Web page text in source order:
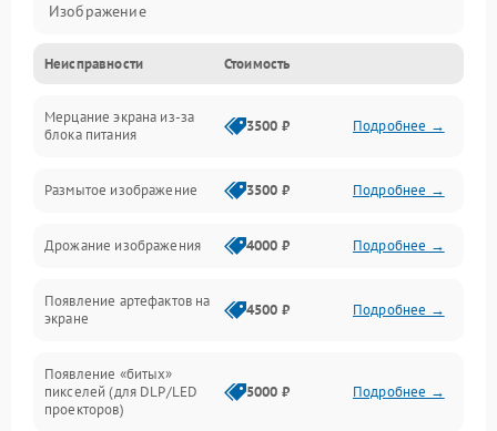
Изображение
Лампа подсветки
Неисправность управления и интерфейсов
Неисправности Стоимость
Мерцание экрана из-за
блока питания
3500 ₽ Подробнее →
Размытое изображение 3500 ₽ Подробнее →
Дрожание изображения 4000 ₽ Подробнее →
Появление артефактов на
экране
4500 ₽ Подробнее →
Появление «битых»
пикселей (для DLP/LED
проекторов)
5000 ₽ Подробнее →